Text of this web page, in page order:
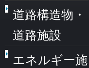
道路構造物・
道路施設
エネルギー施